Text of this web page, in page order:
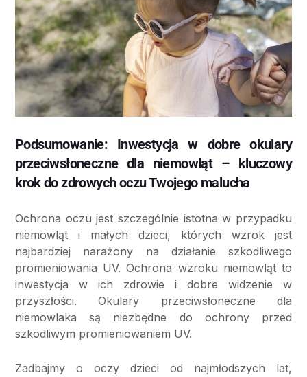
Podsumowanie: Inwestycja w dobre okulary
przeciwsłoneczne dla niemowląt – kluczowy
krok do zdrowych oczu Twojego malucha
Ochrona oczu jest szczególnie istotna w przypadku
niemowląt i małych dzieci, których wzrok jest
najbardziej narażony na działanie szkodliwego
promieniowania UV. Ochrona wzroku niemowląt to
inwestycja w ich zdrowie i dobre widzenie w
przyszłości. Okulary przeciwsłoneczne dla
niemowlaka są niezbędne do ochrony przed
szkodliwym promieniowaniem UV.
Zadbajmy o oczy dzieci od najmłodszych lat,